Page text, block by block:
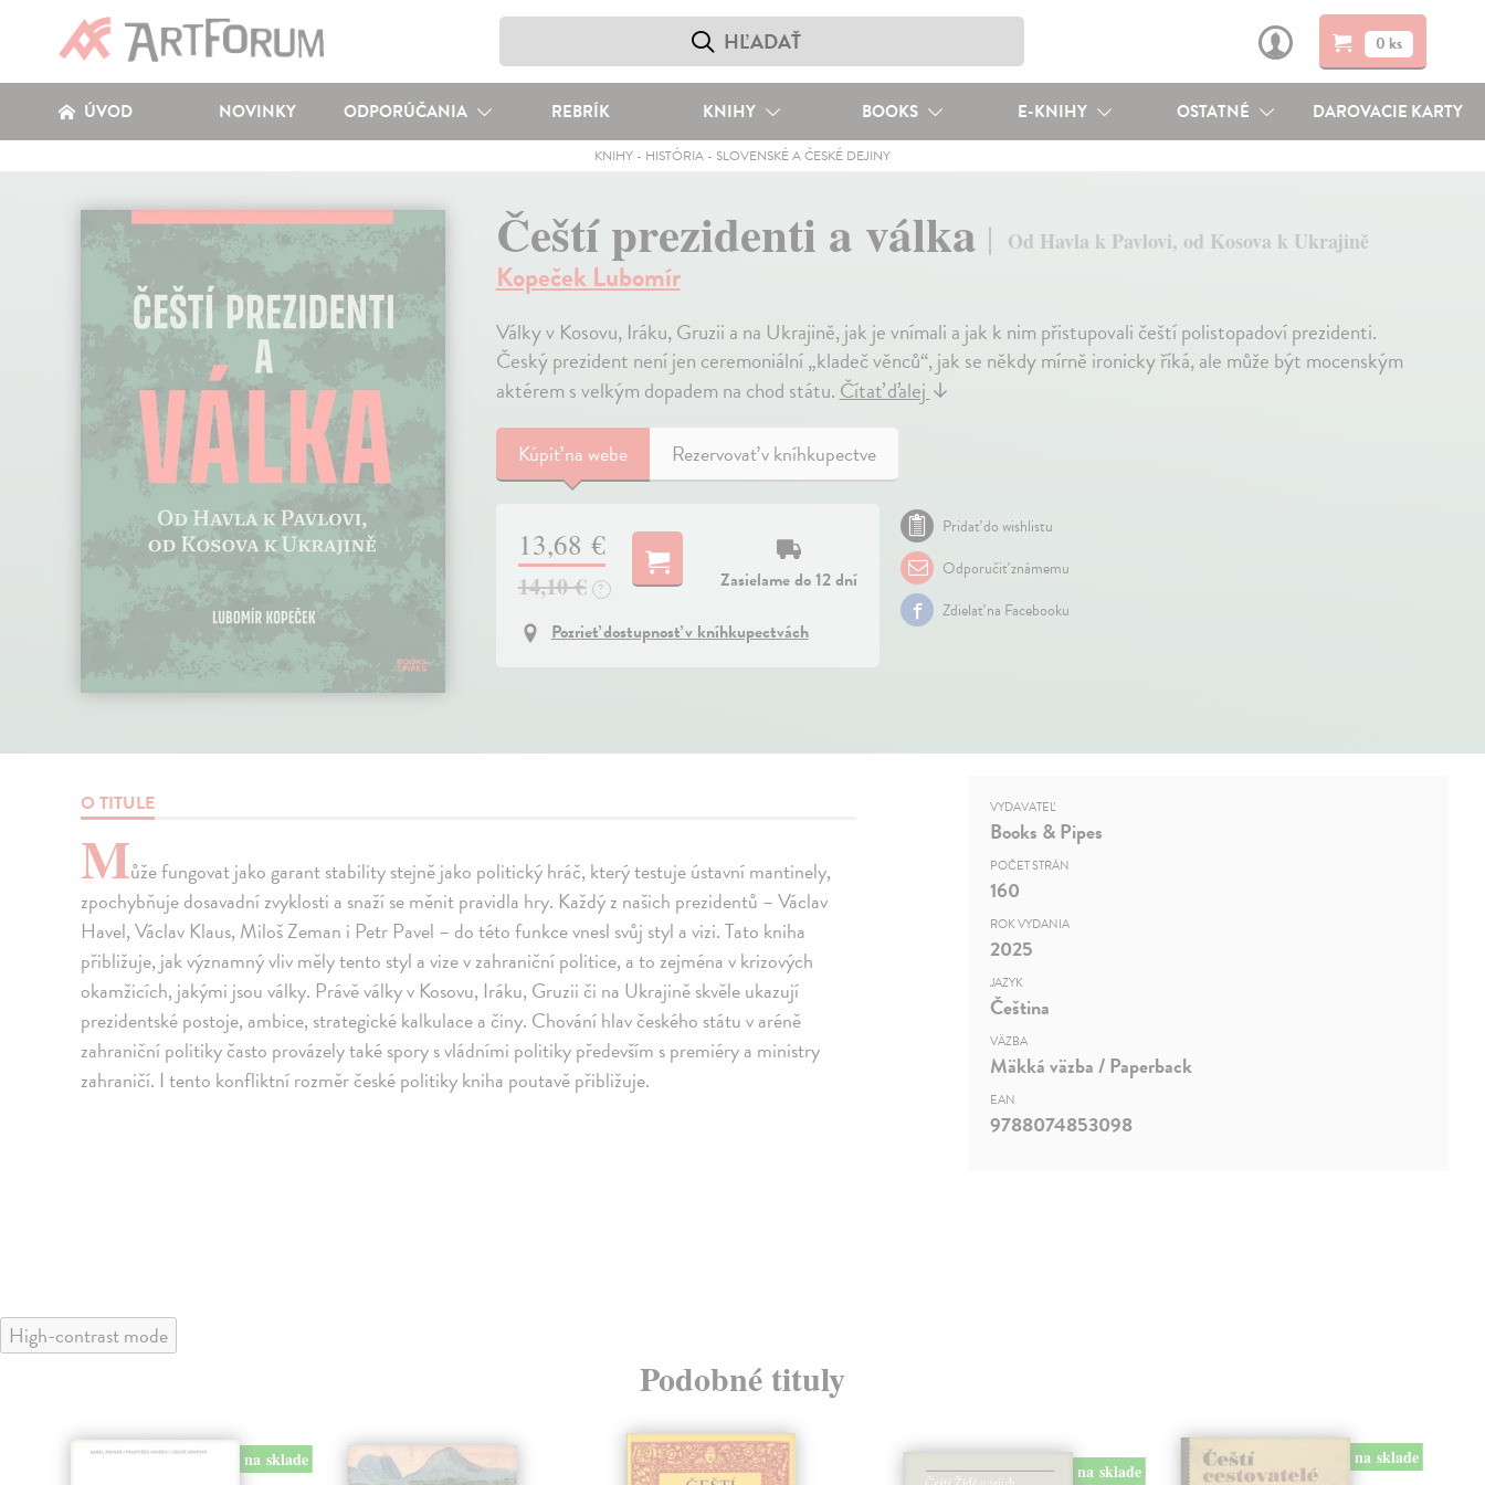
0 ks
ÚVOD NOVINKY ODPORÚČANIA REBRÍK KNIHY BOOKS E-KNIHY OSTATNÉ DAROVACIE KARTY
KNIHY- HISTÓRIA- SLOVENSKÉ A ČESKÉ DEJINY
Čeští prezidenti a válka Od Havla k Pavlovi, od Kosova k Ukrajině
Kopeček Lubomír
Války v Kosovu, Iráku, Gruzii a na Ukrajině, jak je vnímali a jak k nim přistupovali čeští polistopadoví prezidenti.
Český prezident není jen ceremoniální „kladeč věnců“, jak se někdy mírně ironicky říká, ale může být mocenským
aktérem s velkým dopadem na chod státu.Čítať ďalej↓
Kúpiťna webe Rezervovať v kníhkupectve
13,68 €
14,10 € ?
Zasielame do 12 dní
Pozrieť dostupnosť v kníhkupectvách
Pridať do wishlistu
Odporučiť známemu
Zdielať na Facebooku
O TITULE
Může fungovat jako garant stability stejně jako politický hráč, který testuje ústavní mantinely,
zpochybňuje dosavadní zvyklosti a snaží se měnit pravidla hry. Každý z našich prezidentů – Václav
Havel, Václav Klaus, Miloš Zeman i Petr Pavel – do této funkce vnesl svůj styl a vizi. Tato kniha
přibližuje, jak významný vliv měly tento styl a vize v zahraniční politice, a to zejména v krizových
okamžicích, jakými jsou války. Právě války v Kosovu, Iráku, Gruzii či na Ukrajině skvěle ukazují
prezidentské postoje, ambice, strategické kalkulace a činy. Chování hlav českého státu v aréně
zahraniční politiky často provázely také spory s vládními politiky především s premiéry a ministry
zahraničí. I tento konfliktní rozměr české politiky kniha poutavě přibližuje.
VYDAVATEĽ
Books & Pipes
POČET STRÁN
160
ROK VYDANIA
2025
JAZYK
Čeština
VÄZBA
Mäkká väzba / Paperback
EAN
9788074853098
High-contrast mode
Podobné tituly
na sklade
na sklade
na sklade